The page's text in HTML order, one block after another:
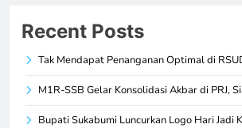
Recent Posts
Tak Mendapat Penanganan Optimal di
M1R-SSB Gelar Konsolidasi Akbar di PRJ,
Bupati Sukabumi Luncurkan Logo Hari Jadi